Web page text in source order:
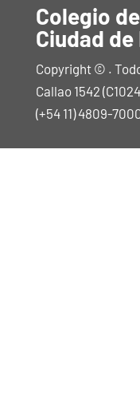
Colegio
Ciudad
Copyright © .
Callao 1542
(+54 11) 4809-